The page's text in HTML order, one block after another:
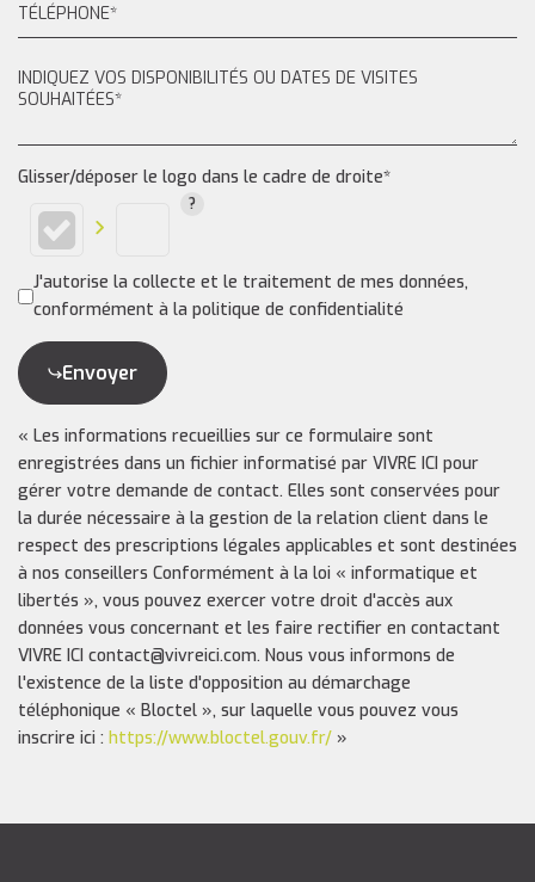
Glisser/déposer le logo dans le cadre de droite*
J'autorise la collecte et le traitement de mes données,
conformément à la politique de confidentialité
Envoyer
« Les informations recueillies sur ce formulaire sont
enregistrées dans un fichier informatisé par VIVRE ICI pour
gérer votre demande de contact. Elles sont conservées pour
la durée nécessaire à la gestion de la relation client dans le
respect des prescriptions légales applicables et sont destinées
à nos conseillers Conformément à la loi « informatique et
libertés », vous pouvez exercer votre droit d'accès aux
données vous concernant et les faire rectifier en contactant
VIVRE ICI contact@vivreici.com. Nous vous informons de
l'existence de la liste d'opposition au démarchage
téléphonique « Bloctel », sur laquelle vous pouvez vous
inscrire ici : https://www.bloctel.gouv.fr/ »